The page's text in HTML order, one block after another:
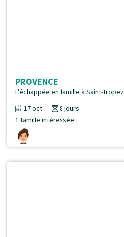
PROVENCE
L'échappée en famille à Saint-Tropez
17 oct
8 jours
1 famille intéressée